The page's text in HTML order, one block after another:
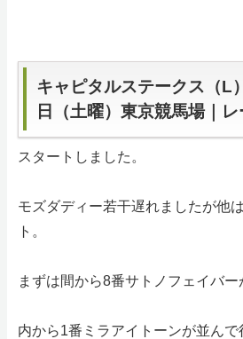
キャピタルステークス（L
日（土曜）東京競馬場｜
スタートしました。
モズダディー若干遅れましたが他
ト。
まずは間から8番サトノフェイバー
内から1番ミラアイトーンが並んで